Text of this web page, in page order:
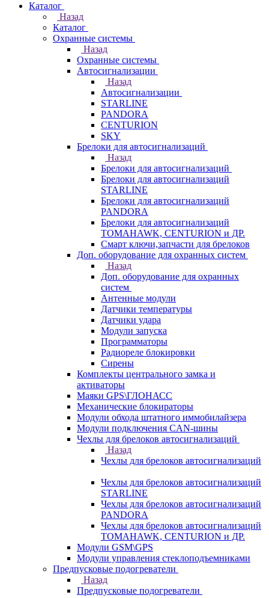
Каталог
Назад
Каталог
Охранные системы
Назад
Охранные системы
Автосигнализации
Назад
Автосигнализации
STARLINE
PANDORA
CENTURION
SKY
Брелоки для автосигнализаций
Назад
Брелоки для автосигнализаций
Брелоки для автосигнализаций
STARLINE
Брелоки для автосигнализаций
PANDORA
Брелоки для автосигнализаций
TOMAHAWK, CENTURION и ДР.
Смарт ключи,запчасти для брелоков
Доп. оборудование для охранных систем
Назад
Доп. оборудование для охранных
систем
Антенные модули
Датчики температуры
Датчики удара
Модули запуска
Программаторы
Радиореле блокировки
Сирены
Комплекты центрального замка и
активаторы
Маяки GPS\ГЛОНАСС
Механические блокираторы
Модули обхода штатного иммобилайзера
Модули подключения CAN-шины
Чехлы для брелоков автосигнализаций
Назад
Чехлы для брелоков автосигнализаций
Чехлы для брелоков автосигнализаций
STARLINE
Чехлы для брелоков автосигнализаций
PANDORA
Чехлы для брелоков автосигнализаций
TOMAHAWK, CENTURION и ДР.
Модули GSM\GPS
Модули управления стеклоподъемниками
Предпусковые подогреватели
Назад
Предпусковые подогреватели